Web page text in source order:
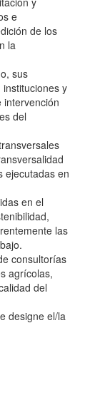
e
de los
la
sus
y
intervención
del
ejecutadas en
en el
las
consultorías
agrícolas,
del
designe el/la